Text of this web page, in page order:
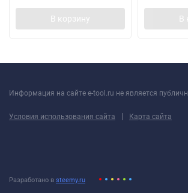
В корзину В
Информация на сайте e-tool.ru не является
Условия использования сайта | Карта сайта
Разработано в steemy.ru